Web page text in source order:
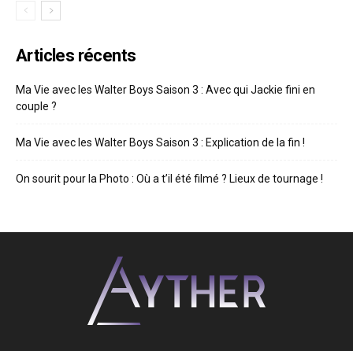
Articles récents
Ma Vie avec les Walter Boys Saison 3 : Avec qui Jackie fini en
couple ?
Ma Vie avec les Walter Boys Saison 3 : Explication de la fin !
On sourit pour la Photo : Où a t’il été filmé ? Lieux de tournage !